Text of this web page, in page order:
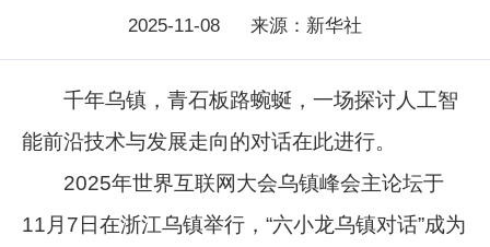
2025-11-08 来源：新华社
千年乌镇，青石板路蜿蜒，一场探讨人工智
能前沿技术与发展走向的对话在此进行。
2025年世界互联网大会乌镇峰会主论坛于
11月7日在浙江乌镇举行，“六小龙乌镇对话”成为